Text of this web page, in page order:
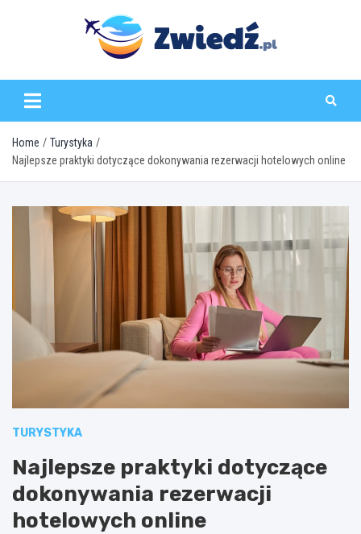
zwiedz.pl
Home
Turystyka
Najlepsze praktyki dotyczące dokonywania rezerwacji hotelowych online
TURYSTYKA
Najlepsze praktyki dotyczące
dokonywania rezerwacji
hotelowych online